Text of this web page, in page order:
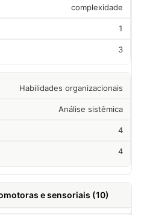
complexidade
1
3
Habilidades organizacionais
Análise sistêmica
4
4
e sensoriais (10)